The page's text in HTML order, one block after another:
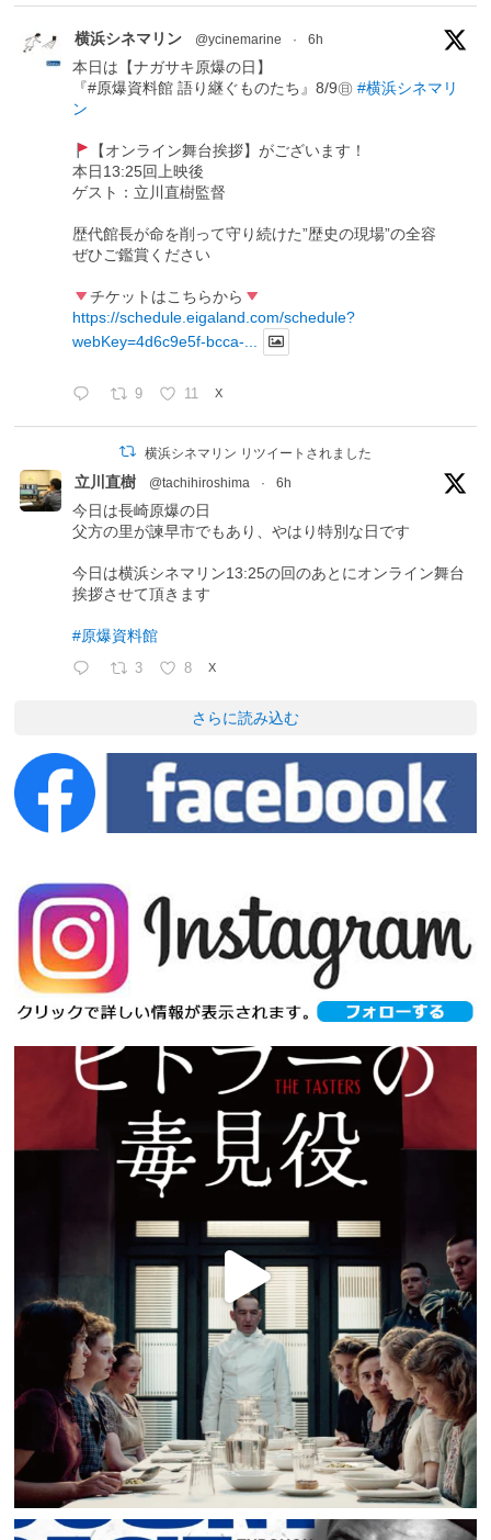
横浜シネマリン @ycinemarine · 6h
本日は【ナガサキ原爆の日】
『#原爆資料館 語り継ぐものたち』8/9㊐#横浜シネマリ
ン
【オンライン舞台挨拶】がございます！
本日13:25回上映後
ゲスト：立川直樹監督
歴代館長が命を削って守り続けた”歴史の現場”の全容
ぜひご鑑賞ください
チケットはこちらから
https://schedule.eigaland.com/schedule?
webKey=4d6c9e5f-bcca-...
9 11 X
横浜シネマリン リツイートされました
立川直樹 @tachihiroshima · 6h
今日は長崎原爆の日
父方の里が諫早市でもあり、やはり特別な日です
今日は横浜シネマリン13:25の回のあとにオンライン舞台
挨拶させて頂きます
#原爆資料館
3 8 X
さらに読み込む